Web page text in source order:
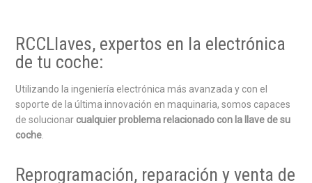
RCCLlaves, expertos en la electrónica
de tu coche:
Utilizando la ingeniería electrónica más avanzada y con el
soporte de la última innovación en maquinaria, somos capaces
de solucionar cualquier problema relacionado con la llave de su
coche
Reprogramación, reparación y venta de